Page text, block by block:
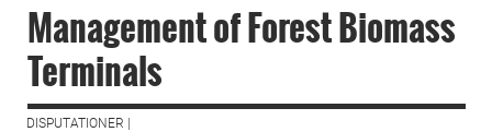
Management of Forest Biomass
Terminals
DISPUTATIONER |